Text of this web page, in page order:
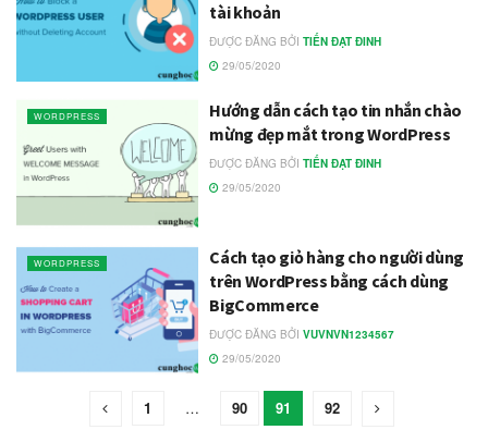
tài khoản
ĐƯỢC ĐĂNG BỞI TIẾN ĐẠT ĐINH
29/05/2020
WORDPRESS
Hướng dẫn cách tạo tin nhắn chào
mừng đẹp mắt trong WordPress
ĐƯỢC ĐĂNG BỞI TIẾN ĐẠT ĐINH
29/05/2020
WORDPRESS
Cách tạo giỏ hàng cho người dùng
trên WordPress bằng cách dùng
BigCommerce
ĐƯỢC ĐĂNG BỞI VUVNVN1234567
29/05/2020
1 … 90 91 92